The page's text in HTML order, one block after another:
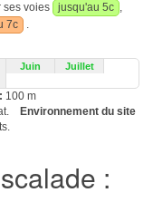
ses voies jusqu'au 5c ,
7c
.
Juin
Juillet
100 m
Environnement du site
: